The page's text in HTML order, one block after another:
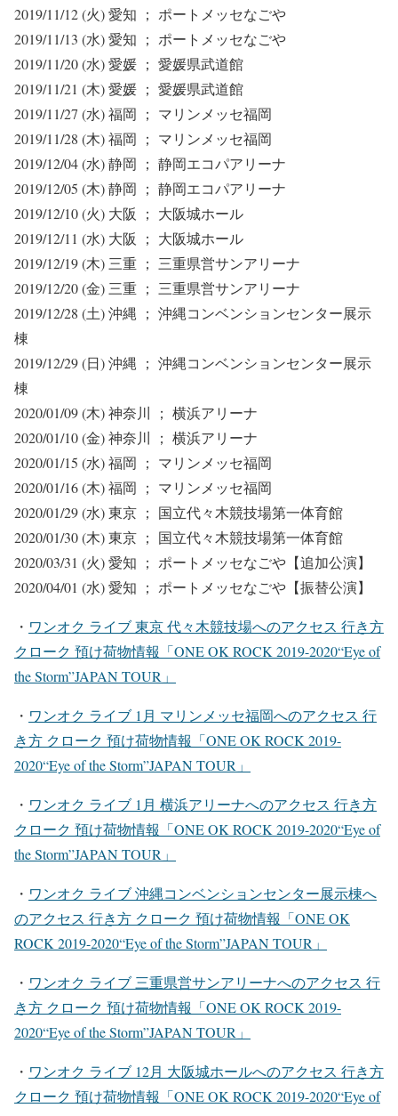
2019/11/12 (火) 愛知 ； ポートメッセなごや
2019/11/13 (水) 愛知 ； ポートメッセなごや
2019/11/20 (水) 愛媛 ； 愛媛県武道館
2019/11/21 (木) 愛媛 ； 愛媛県武道館
2019/11/27 (水) 福岡 ； マリンメッセ福岡
2019/11/28 (木) 福岡 ； マリンメッセ福岡
2019/12/04 (水) 静岡 ； 静岡エコパアリーナ
2019/12/05 (木) 静岡 ； 静岡エコパアリーナ
2019/12/10 (火) 大阪 ； 大阪城ホール
2019/12/11 (水) 大阪 ； 大阪城ホール
2019/12/19 (木) 三重 ； 三重県営サンアリーナ
2019/12/20 (金) 三重 ； 三重県営サンアリーナ
2019/12/28 (土) 沖縄 ； 沖縄コンベンションセンター展示
棟
2019/12/29 (日) 沖縄 ； 沖縄コンベンションセンター展示
棟
2020/01/09 (木) 神奈川 ； 横浜アリーナ
2020/01/10 (金) 神奈川 ； 横浜アリーナ
2020/01/15 (水) 福岡 ； マリンメッセ福岡
2020/01/16 (木) 福岡 ； マリンメッセ福岡
2020/01/29 (水) 東京 ； 国立代々木競技場第一体育館
2020/01/30 (木) 東京 ； 国立代々木競技場第一体育館
2020/03/31 (火) 愛知 ； ポートメッセなごや 【追加公演】
2020/04/01 (水) 愛知 ； ポートメッセなごや 【振替公演】
・ ワンオク ライブ 東京 代々木競技場へのアクセス 行き方
クローク 預け荷物情報「ONE OK ROCK 2019-2020“Eye of
the Storm”JAPAN TOUR」
・ ワンオク ライブ 1月 マリンメッセ福岡へのアクセス 行
き方 クローク 預け荷物情報「ONE OK ROCK 2019-
2020“Eye of the Storm”JAPAN TOUR」
・ ワンオク ライブ 1月 横浜アリーナへのアクセス 行き方
クローク 預け荷物情報「ONE OK ROCK 2019-2020“Eye of
the Storm”JAPAN TOUR」
・ ワンオク ライブ 沖縄コンベンションセンター展示棟へ
のアクセス 行き方 クローク 預け荷物情報「ONE OK
ROCK 2019-2020“Eye of the Storm”JAPAN TOUR」
・ ワンオク ライブ 三重県営サンアリーナへのアクセス 行
き方 クローク 預け荷物情報「ONE OK ROCK 2019-
2020“Eye of the Storm”JAPAN TOUR」
・ ワンオク ライブ 12月 大阪城ホールへのアクセス 行き方
クローク 預け荷物情報「ONE OK ROCK 2019-2020“Eye of